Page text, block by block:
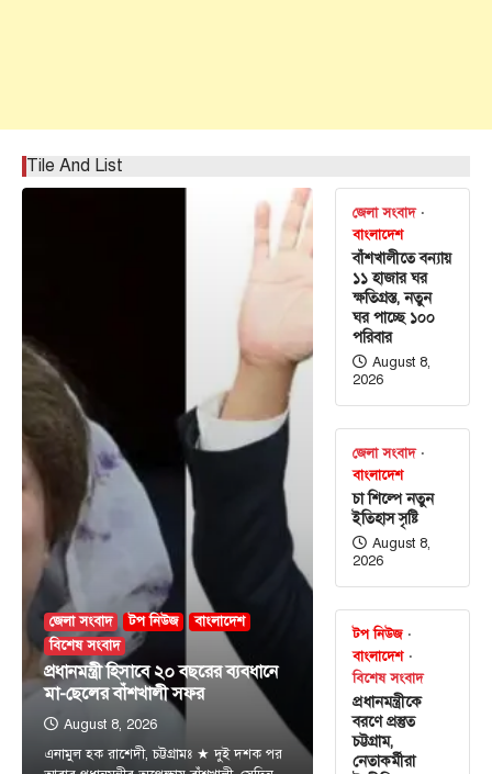
Tile And List
জেলা সংবাদ টপ নিউজ
বাংলাদেশ
বিশেষ সংবাদ
প্রধানমন্ত্রী হিসাবে ২০ বছরের ব্যবধানে
মা-ছেলের বাঁশখালী সফর
August 8, 2026
এনামুল হক রাশেদী, চট্টগ্রামঃ ★ দুই দশক পর
জেলা সংবাদ
বাংলাদেশ
বাঁশখালীতে বন্যায়
১১ হাজার ঘর
ক্ষতিগ্রস্ত, নতুন
ঘর পাচ্ছে ১০০
পরিবার
August 8,
2026
জেলা সংবাদ
বাংলাদেশ
চা শিল্পে নতুন
ইতিহাস সৃষ্টি
August 8,
2026
টপ নিউজ
বাংলাদেশ
বিশেষ সংবাদ
প্রধানমন্ত্রীকে
বরণে প্রস্তুত
চট্টগ্রাম,
নেতাকর্মীরা
জেলা সংবাদ টপ নিউজ বাংলাদেশ বিশেষ সংবাদ
প্রধানমন্ত্রী হিসাবে ২০ বছরের ব্যবধানে মা-